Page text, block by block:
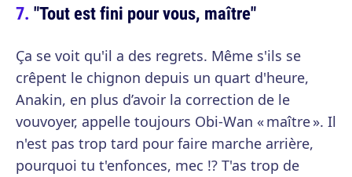
"Tout est fini pour vous, maître"
Ça se voit qu'il a des regrets. Même s'ils se
crêpent le chignon depuis un quart d'heure,
Anakin, en plus d’avoir la correction de le
vouvoyer, appelle toujours Obi-Wan « maître ». Il
n'est pas trop tard pour faire marche arrière,
pourquoi tu t'enfonces, mec !? T'as trop de